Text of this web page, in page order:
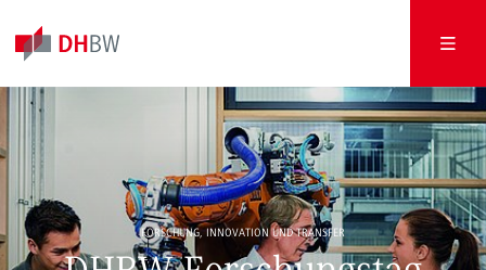
FORSCHUNG, INNOVATION UND TRANSFER